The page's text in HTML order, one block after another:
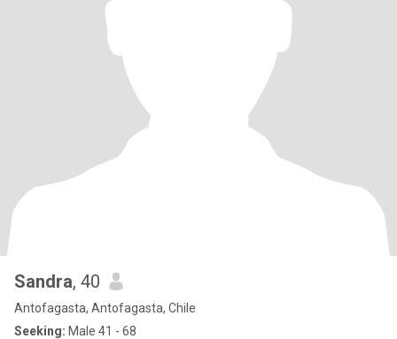
Sandra, 40
Antofagasta, Antofagasta, Chile
Seeking: Male 41 - 68